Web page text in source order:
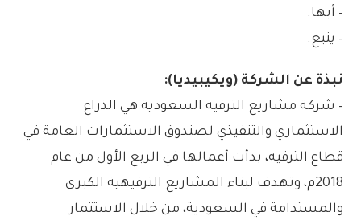
– أبها.
– ينبع.
نبذة عن الشركة (ويكيبيديا):
– شركة مشاريع الترفيه السعودية هي الذراع
الاستثماري والتنفيذي لصندوق الاستثمارات العامة في
قطاع الترفيه، بدأت أعمالها في الربع الأول من عام
2018م، وتهدف لبناء المشاريع الترفيهية الكبرى
والمستدامة في السعودية، من خلال الاستثمار